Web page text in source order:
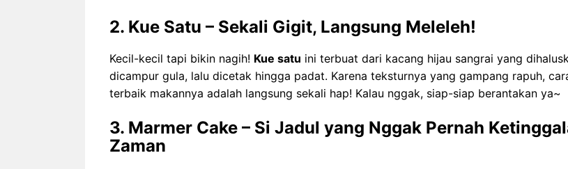
2. Kue Satu – Sekali Gigit, Langsung Meleleh!
Kecil-kecil tapi bikin nagih! Kue satu ini terbuat dari kacang hijau sangrai yang
dicampur gula, lalu dicetak hingga padat. Karena teksturnya yang gampang rapuh,
terbaik makannya adalah langsung sekali hap! Kalau nggak, siap-siap berantakan ya~
3. Marmer Cake – Si Jadul yang Nggak Pernah
Zaman